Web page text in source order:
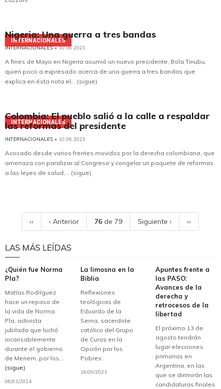
INTERNACIONALES
Nigeria: Una guerra a tres bandas
INTERNACIONALES• 10.06.2023
A fines de Mayo en Nigeria asumió un nuevo presidente, Bola Tinubu,
quien poco a expresado acerca de una guerra a tres bandas que
explica en ésta nota el... (sigue)
INTERNACIONALES
Colombia: El pueblo salió a la calle a respaldar
las reformas del presidente
INTERNACIONALES • 10.06.2023
Acosado desde varios frentes movidos por la derecha colombiana, que
amenaza con paralizar al Congreso y congelar un paquete de reformas
a las leyes de salud,... (sigue)
‹‹ ‹ Anterior 76 de 79 Siguiente › ››
LAS MÁS LEÍDAS
¿Quién fue Norma
Pla?
Matías Rodríguez
hace un repaso de
la vida de Norma
Pla, activista
jubilada que luchó
incansablemente
durante el gobierno
de Menem, por los...
(sigue)
06/01/2024
La limosna en la
Biblia
Reflexiones
teológicas de
Eduardo de la
Serna, sacerdote
católico del Grupo
de Curas en la
Opción por los
Pobres.
16/09/2023
Apuntes frente a
las PASO:
Avances de la
derecha y
retrocesos de la
libertad
El próximo 13 de
agosto tendrán
lugar elecciones
primarias en
Argentina, en las
que se dirimirán las
candidaturas finales